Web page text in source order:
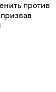
против